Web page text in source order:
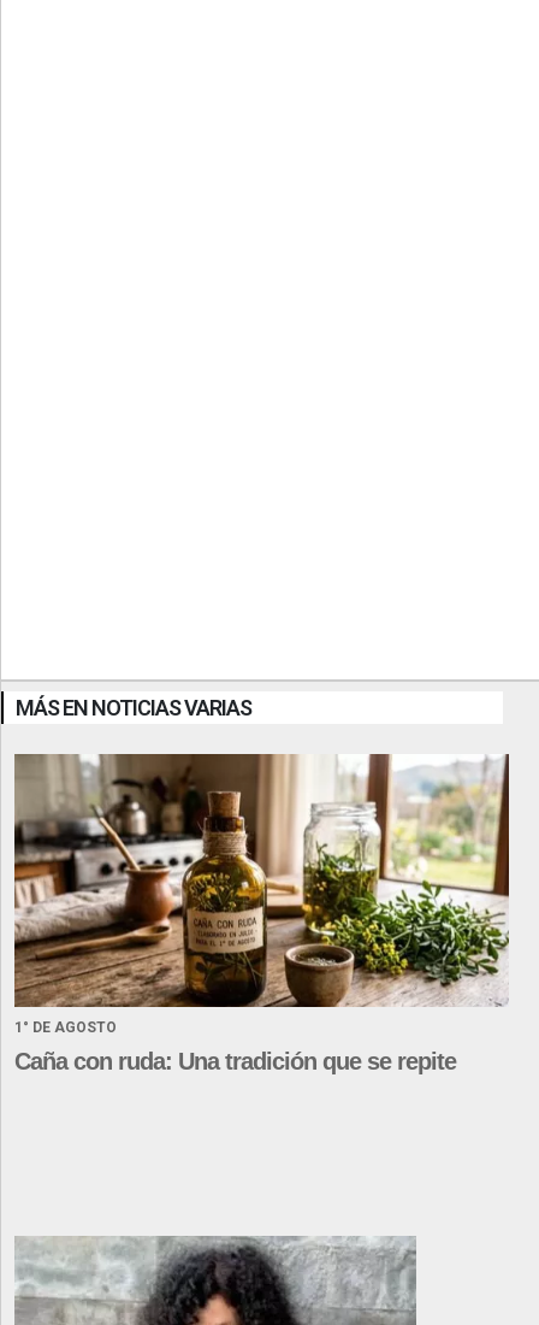
MÁS EN NOTICIAS VARIAS
1° DE AGOSTO
Caña con ruda: Una tradición que se repite